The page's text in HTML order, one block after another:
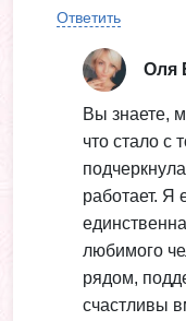
Ответить
Оля
Вы знаете,
что стало с
работает. Я
любимого
рядом,
счастливы